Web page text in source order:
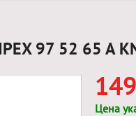
97 52 65 A
Цена